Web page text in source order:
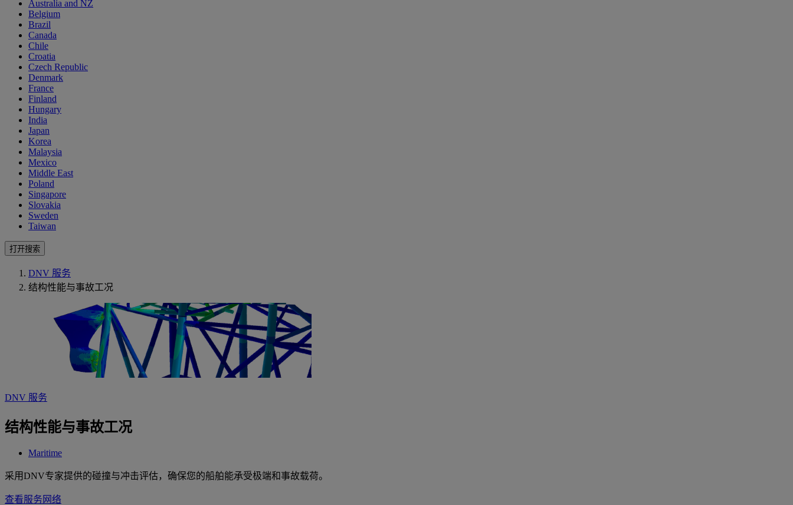
Australia and NZ
Belgium
Brazil
Canada
Chile
Croatia
Czech Republic
Denmark
France
Finland
Hungary
India
Japan
Korea
Malaysia
Mexico
Middle East
Poland
Singapore
Slovakia
Sweden
Taiwan
打开搜索
DNV 服务
结构性能与事故工况
DNV 服务
结构性能与事故工况
Maritime
采用DNV专家提供的碰撞与冲击评估，确保您的船舶能承受极端和事故载荷。
查看服务网络